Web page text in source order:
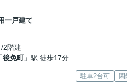
一戸建て
2階建
「後免町」駅 徒歩17分
駐車2台可